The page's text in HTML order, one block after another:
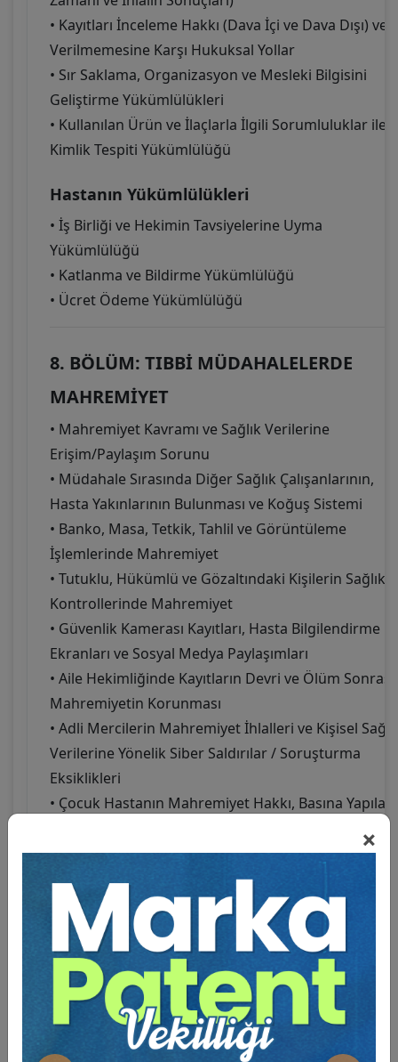
×
• Kayıtları İnceleme Hakkı (Dava İçi ve Dava Dışı) ve
Verilmemesine Karşı Hukuksal Yollar
• Sır Saklama, Organizasyon ve Mesleki Bilgisini
Geliştirme Yükümlülükleri
• Kullanılan Ürün ve İlaçlarla İlgili Sorumluluklar ile
Kimlik Tespiti Yükümlülüğü
Hastanın Yükümlülükleri
• İş Birliği ve Hekimin Tavsiyelerine Uyma
Yükümlülüğü
• Katlanma ve Bildirme Yükümlülüğü
• Ücret Ödeme Yükümlülüğü
8. BÖLÜM: TIBBİ MÜDAHALELERDE
MAHREMİYET
• Mahremiyet Kavramı ve Sağlık Verilerine
Erişim/Paylaşım Sorunu
• Müdahale Sırasında Diğer Sağlık Çalışanlarının,
Hasta Yakınlarının Bulunması ve Koğuş Sistemi
• Banko, Masa, Tetkik, Tahlil ve Görüntüleme
İşlemlerinde Mahremiyet
• Tutuklu, Hükümlü ve Gözaltındaki Kişilerin Sağlık
Kontrollerinde Mahremiyet
• Güvenlik Kamerası Kayıtları, Hasta Bilgilendirme
Ekranları ve Sosyal Medya Paylaşımları
• Aile Hekimliğinde Kayıtların Devri ve Ölüm Sonrası
Mahremiyetin Korunması
• Adli Mercilerin Mahremiyet İhlalleri ve Kişisel
Verilerine Yönelik Siber Saldırılar / Soruşturma
Eksiklikleri
• Çocuk Hastanın Mahremiyet Hakkı, Basına Yapılan
9. BÖLÜM: ÖZELLİK ARZ EDEN TIBBİ
MÜDAHALELER
• Organ ve Doku Nakli (Kadavradan ve Canlıdan
Nakil, Ölüm Halinin Belirlenmesi, Beyin Ölümü,
Akrabalık Şartı, Çapraz Nakil)
• Klinik Araştırmalar (İnsan Üzerinde Deney ve
Deneme Koşulları, Yetişkin ve Çocuklar Üzerinde